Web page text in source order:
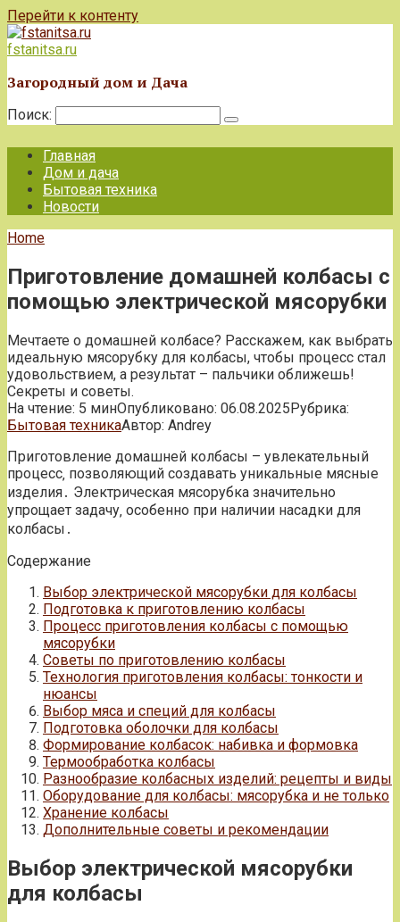
Перейти к контенту
fstanitsa.ru
Загородный дом и Дача
Поиск:
Главная
Дом и дача
Бытовая техника
Новости
Home
Приготовление домашней колбасы с
помощью электрической мясорубки
Мечтаете о домашней колбасе? Расскажем, как выбрать
идеальную мясорубку для колбасы, чтобы процесс стал
удовольствием, а результат – пальчики оближешь!
Секреты и советы.
На чтение: 5 минОпубликовано: 06.08.2025Рубрика:
Бытовая техникаАвтор: Andrey
Приготовление домашней колбасы – увлекательный
процесс‚ позволяющий создавать уникальные мясные
изделия․ Электрическая мясорубка значительно
упрощает задачу‚ особенно при наличии насадки для
колбасы․
Содержание
Выбор электрической мясорубки для колбасы
Подготовка к приготовлению колбасы
Процесс приготовления колбасы с помощью
мясорубки
Советы по приготовлению колбасы
Технология приготовления колбасы: тонкости и
нюансы
Выбор мяса и специй для колбасы
Подготовка оболочки для колбасы
Формирование колбасок: набивка и формовка
Термообработка колбасы
Разнообразие колбасных изделий: рецепты и виды
Оборудование для колбасы: мясорубка и не только
Хранение колбасы
Дополнительные советы и рекомендации
Выбор электрической мясорубки
для колбасы